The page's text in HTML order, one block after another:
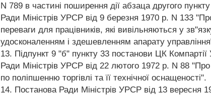
N 789 в частині поширення дії абзаца другого
Ради Міністрів УРСР від 9 березня 1970 р. N 133
переваги для працівників, які вивільняються у
удосконаленням і здешевленням апарату
13. Підпункт 9 "б" пункту 33 постанови ЦК Компартії
Ради Міністрів УРСР від 22 лютого 1972 р. N 88 "Про
по поліпшенню торгівлі та її технічної оснащеності".
14. Постанова Ради Міністрів УРСР від 13 вересня